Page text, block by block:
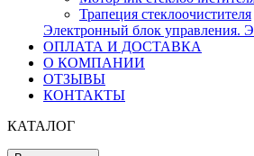
Трапеция стеклоочистителя
Электронный блок управления.
ОПЛАТА И ДОСТАВКА
О КОМПАНИИ
ОТЗЫВЫ
КОНТАКТЫ
КАТАЛОГ